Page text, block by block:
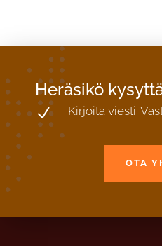
Heräsikö
N Kirjoita viesti.
OTA